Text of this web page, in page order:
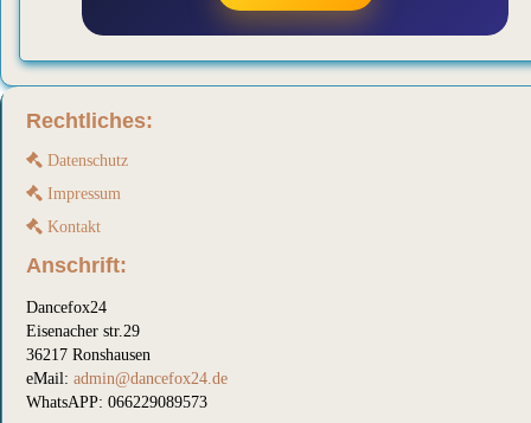
Rechtliches:
Datenschutz
Impressum
Kontakt
Anschrift:
Dancefox24
Eisenacher str.29
36217 Ronshausen
eMail: admin@dancefox24.de
WhatsAPP: 066229089573